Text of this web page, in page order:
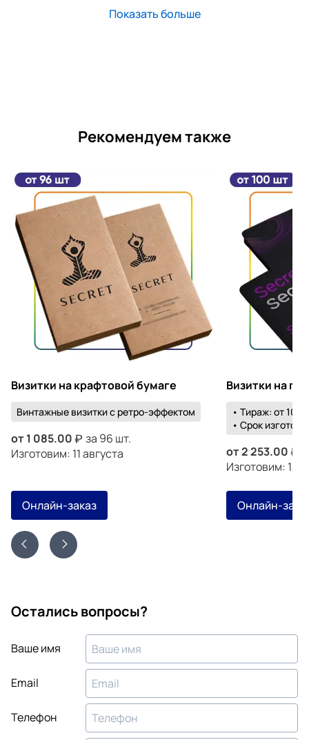
Показать больше
Рекомендуем также
Визитки на крафтовой бумаге
Винтажные визитки с ретро-эффектом
от 1 085.00
за 96 шт.
Изготовим: 11 августа
Онлайн-заказ
Визитки на
• Тираж: от 100
• Срок
от2 253.00
Изготовим: 14
Онлайн-
Остались вопросы?
Ваше имя
Email
Телефон